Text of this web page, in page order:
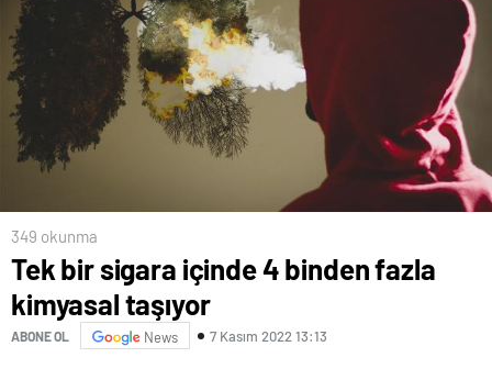
349 okunma
Tek bir sigara içinde 4 binden fazla
kimyasal taşıyor
ABONE OL News 7 Kasım 2022 13:13